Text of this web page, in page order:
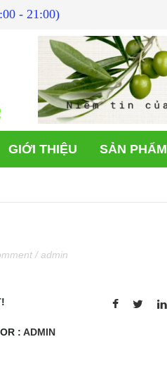
- 21:00)
GIỚI THIỆU SẢN PHẨM
/admin
: ADMIN